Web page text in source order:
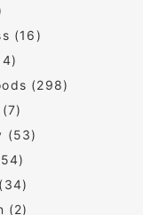
(16)
(298)
(53)
(2)